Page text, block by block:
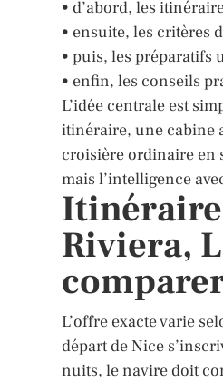
• d’abord, les
• ensuite, les critères
• puis, les préparatifs
• enfin, les conseils
L’idée centrale est
itinéraire, une cabine
croisière ordinaire en
mais l’intelligence
Riviera,
L’offre exacte varie
départ de Nice
nuits, le navire doit